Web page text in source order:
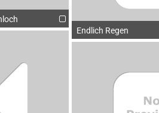
Endlich Regen